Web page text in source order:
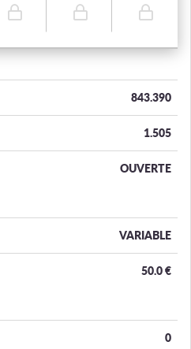
843.390
1.505
OUVERTE
VARIABLE
50.0€
0